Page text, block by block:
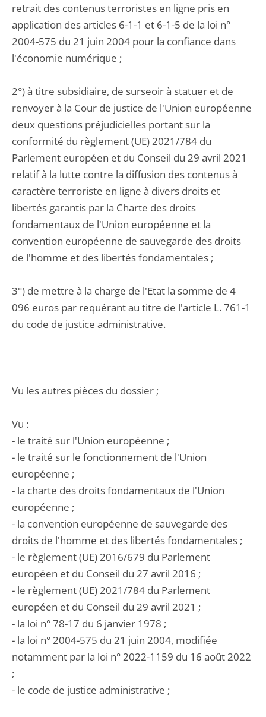
retrait des contenus terroristes en ligne pris en
application des articles 6-1-1 et 6-1-5 de la loi n°
2004-575 du 21 juin 2004 pour la confiance dans
l'économie numérique ;
2°) à titre subsidiaire, de surseoir à statuer et de
renvoyer à la Cour de justice de l'Union européenne
deux questions préjudicielles portant sur la
conformité du règlement (UE) 2021/784 du
Parlement européen et du Conseil du 29 avril 2021
relatif à la lutte contre la diffusion des contenus à
caractère terroriste en ligne à divers droits et
libertés garantis par la Charte des droits
fondamentaux de l'Union européenne et la
convention européenne de sauvegarde des droits
de l'homme et des libertés fondamentales ;
3°) de mettre à la charge de l'Etat la somme de 4
096 euros par requérant au titre de l'article L. 761-1
du code de justice administrative.
Vu les autres pièces du dossier ;
Vu :
- le traité sur l'Union européenne ;
- le traité sur le fonctionnement de l'Union
européenne ;
- la charte des droits fondamentaux de l'Union
européenne ;
- la convention européenne de sauvegarde des
droits de l'homme et des libertés fondamentales ;
- le règlement (UE) 2016/679 du Parlement
européen et du Conseil du 27 avril 2016 ;
- le règlement (UE) 2021/784 du Parlement
européen et du Conseil du 29 avril 2021 ;
- la loi n° 78-17 du 6 janvier 1978 ;
- la loi n° 2004-575 du 21 juin 2004, modifiée
notamment par la loi n° 2022-1159 du 16 août 2022
;
- le code de justice administrative ;